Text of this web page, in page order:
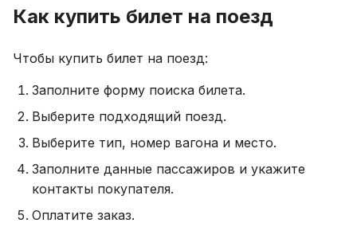
Как купить билет на поезд
Чтобы купить билет на поезд:
Заполните форму поиска билета.
Выберите подходящий поезд.
Выберите тип, номер вагона и место.
Заполните данные пассажиров и укажите
контакты покупателя.
Оплатите заказ.